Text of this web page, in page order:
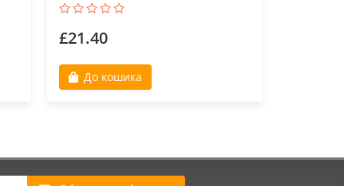
£21.40
До кошика